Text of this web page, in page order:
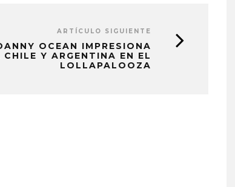
ARTÍCULO SIGUIENTE
OCEAN IMPRESIONA
CHILE Y ARGENTINA EN EL
LOLLAPALOOZA